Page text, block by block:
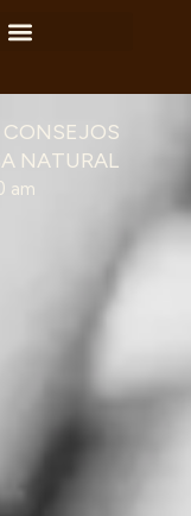
NATURAL
am